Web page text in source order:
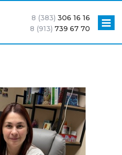
8 (383) 306 16 16
8 (913) 739 67 70